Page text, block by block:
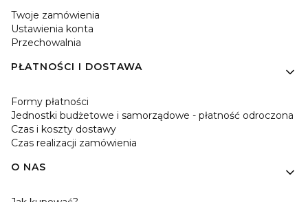
Twoje zamówienia
Ustawienia konta
Przechowalnia
PŁATNOŚCI I DOSTAWA
Formy płatności
Jednostki budżetowe i samorządowe - płatność odroczona
Czas i koszty dostawy
Czas realizacji zamówienia
O NAS